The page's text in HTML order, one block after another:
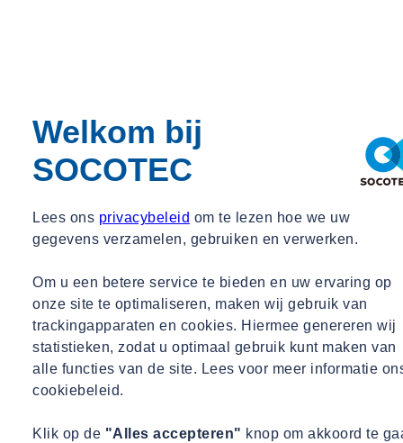
Welkom bij
SOCOTEC
Lees ons privacybeleid om te lezen hoe we uw
gegevens verzamelen, gebruiken en verwerken.
Om u een betere service te bieden en uw ervaring op
onze site te optimaliseren, maken wij gebruik van
trackingapparaten en cookies. Hiermee genereren wij
statistieken, zodat u optimaal gebruik kunt maken van
alle functies van de site. Lees voor meer informatie
cookiebeleid.
Klik op de "Alles accepteren" knop om akkoord te